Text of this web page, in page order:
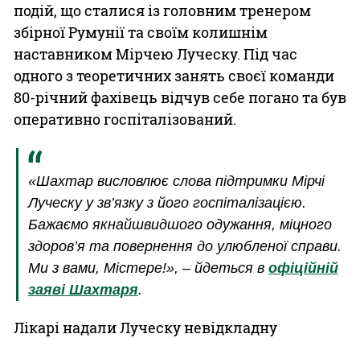
подій, що сталися із головним тренером
збірної Румунії та своїм колишнім
наставником Мірчею Луческу. Під час
одного з теоретичних занять своєї команди
80-річний фахівець відчув себе погано та був
оперативно госпіталізований.
«Шахтар висловлює слова підтримки Мірчі
Луческу у зв’язку з його госпіталізацією.
Бажаємо якнайшвидшого одужання, міцного
здоров’я та повернення до улюбленої справи.
Ми з вами, Містере!», – йдеться в офіційній
заяві Шахтаря.
Лікарі надали Луческу невідкладну